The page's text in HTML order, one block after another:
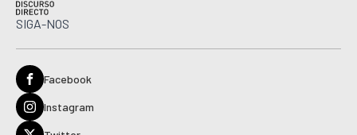
SIGA-NOS
Facebook
Instagram